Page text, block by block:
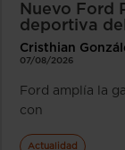
Nuevo Ford
deportiva
Cristhian
07/08/2026
Ford amplía la
con
Actualidad